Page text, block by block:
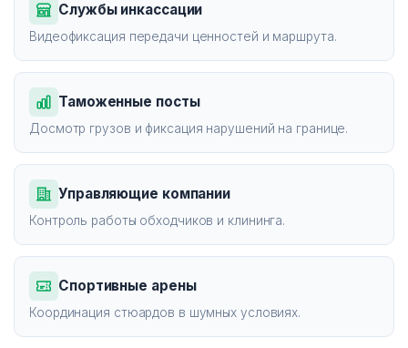
Службы инкассации
Видеофиксация передачи ценностей и маршрута.
Таможенные посты
Досмотр грузов и фиксация нарушений на границе.
Управляющие компании
Контроль работы обходчиков и клининга.
Спортивные арены
Координация стюардов в шумных условиях.